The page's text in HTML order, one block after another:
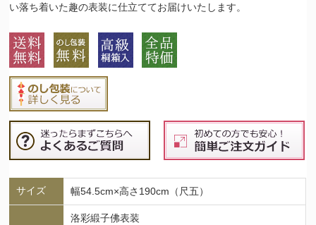
い落ち着いた趣の表装に仕立ててお届けいたします。
サイズ 幅54.5cm×高さ190cm（尺五）
洛彩緞子佛表装